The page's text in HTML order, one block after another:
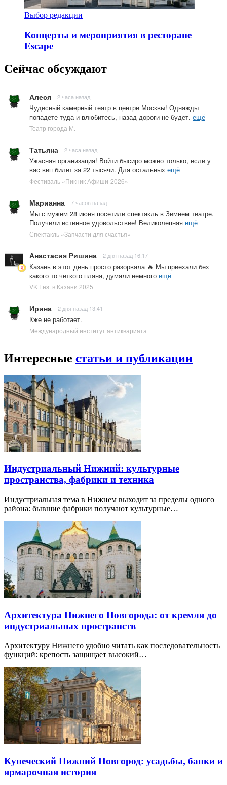
Выбор редакции
Концерты и мероприятия в ресторане
Escape
Сейчас обсуждают
Алеся 2 часа назад
Чудесный камерный театр в центре Москвы! Однажды
попадете туда и влюбитесь, назад дороги не будет. ещё
Театр города М.
Татьяна 2 часа назад
Ужасная организация! Войти бысиро можно только, если у
вас вип билет за 22 тысячи. Для остальных ещё
Фестиваль «Пикник Афиши-2026»
Марианна 7 часов назад
Мы с мужем 28 июня посетили спектакль в Зимнем театре.
Получили истинное удовольствие! Великолепная ещё
Спектакль «Запчасти для счастья»
Анастасия Ришина 2 дня назад 16:17
Казань в этот день просто разорвала 🔥 Мы приехали без
какого то четкого плана, думали немного ещё
VK Fest в Казани 2025
Ирина 2 дня назад 13:41
Кже не работает.
Международный институт антиквариата
Интересные статьи и публикации
Индустриальный Нижний: культурные
пространства, фабрики и техника
Индустриальная тема в Нижнем выходит за пределы одного
района: бывшие фабрики получают культурные…
Архитектура Нижнего Новгорода: от кремля до
индустриальных пространств
Архитектуру Нижнего удобно читать как последовательность
функций: крепость защищает высокий…
Купеческий Нижний Новгород: усадьбы, банки и
ярмарочная история